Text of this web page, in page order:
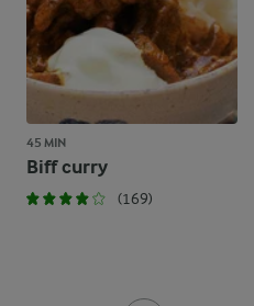
45 MIN
Biff curry
(169)